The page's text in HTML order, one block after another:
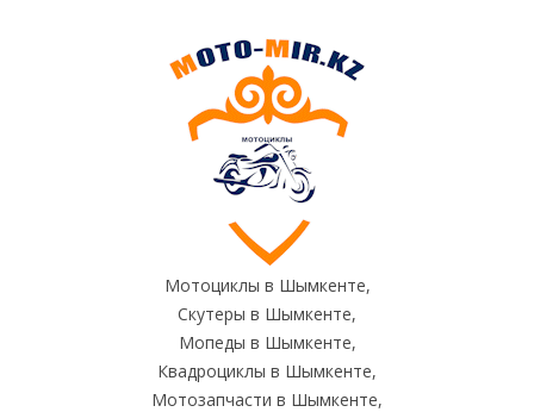
Мотоциклы в Шымкенте,
Скутеры в Шымкенте,
Мопеды в Шымкенте,
Квадроциклы в Шымкенте,
Мотозапчасти в Шымкенте,